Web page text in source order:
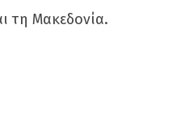
τη Μακεδονία.